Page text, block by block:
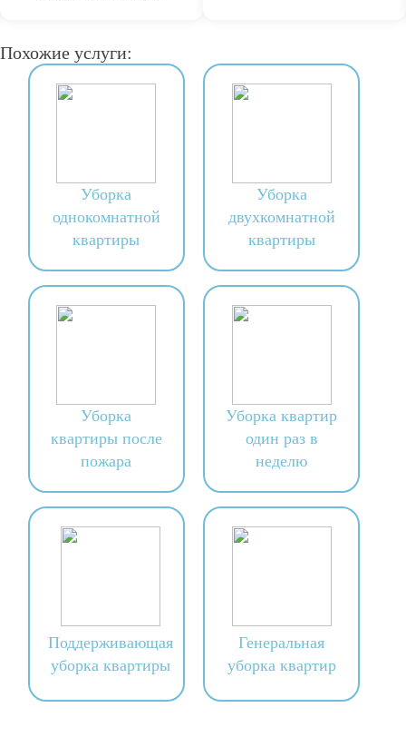
Похожие услуги:
Уборка
однокомнатной
квартиры
Уборка
двухкомнатной
квартиры
Уборка
квартиры после
пожара
Уборка квартир
один раз в
неделю
Поддерживающая
уборка квартиры
Генеральная
уборка квартир